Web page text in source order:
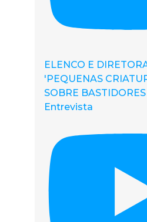
ELENCO E
'PEQUENAS
SOBRE
Entrevista